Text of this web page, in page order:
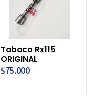
Tabaco Rx115
ORIGINAL
$75.000